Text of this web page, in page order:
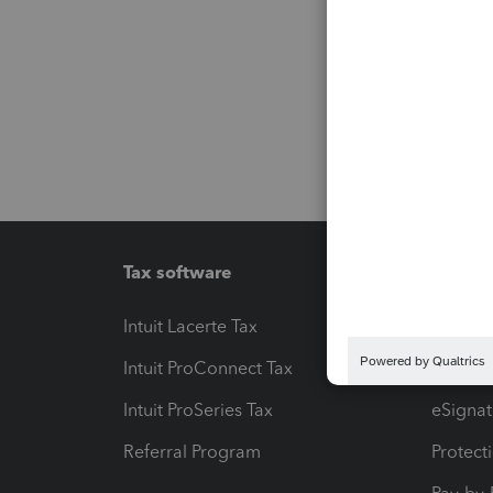
Tax software
Intuit Lacerte Tax
Intuit ProConnect Tax
Intuit ProSeries Tax
Referral Program